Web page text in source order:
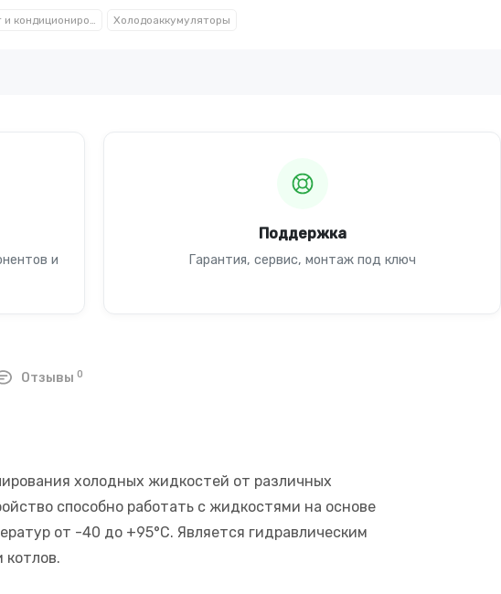
Климат и кондиционирование Холодоаккумуляторы
и
Поддержка
Гарантия, сервис, монтаж под ключ
Отзывы 0
холодных жидкостей от различных
способно работать с жидкостями на основе
от -40 до +95°C. Является гидравлическим
котлов.